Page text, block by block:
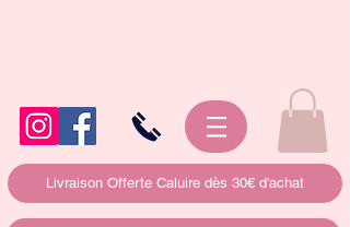
Livraison Offerte Caluire dès 30€ d'achat